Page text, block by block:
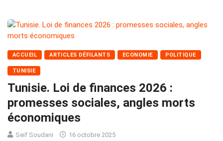
ACCUEIL ARTICLES DÉFILANTS ECONOMIE POLITIQUE
TUNISIE
Tunisie. Loi de finances 2026 :
promesses sociales, angles morts
économiques
Seif Soudani 16 octobre 2025